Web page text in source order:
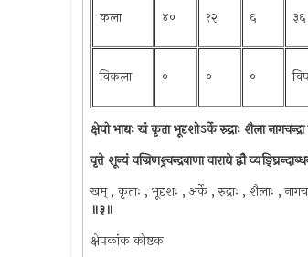
कला ४० १२ ६
विकला ० ० ०
क्षेपो भाद्यः खं कृता भूदृशोऽर्के रुद्राः शैला
वृत्ते शून्यं वज्रिणश्र्चन्द्रबाणा वाराद्ये द्वौ
खम् , कृताः , भूदृशः , अर्के , रुद्राः , शैलाः ,
॥३॥
क्षेपकांक कोष्टक